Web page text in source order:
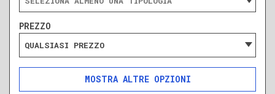
PREZZO
QUALSIASI PREZZO
ALTRE OPZIONI